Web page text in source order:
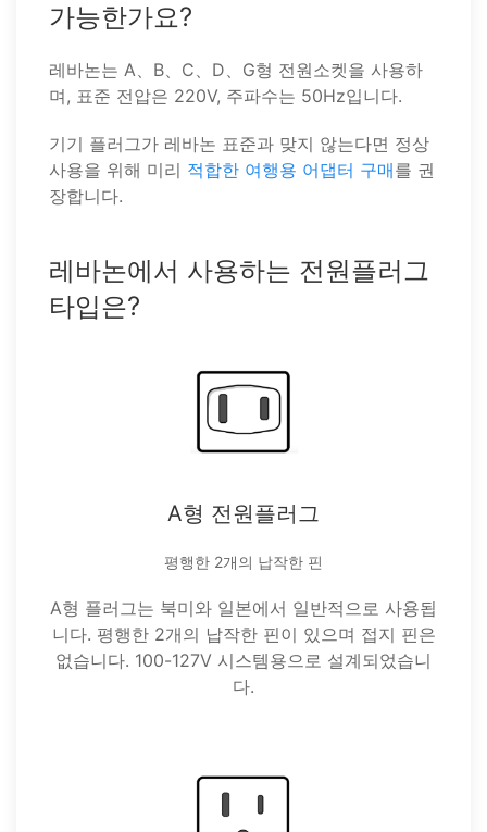
가능한가요?
레바논는 A、B、C、D、G형 전원소켓을 사용하
며, 표준 전압은 220V, 주파수는 50Hz입니다.
기기 플러그가 레바논 표준과 맞지 않는다면 정상
사용을 위해 미리 적합한 여행용 어댑터 구매를 권
장합니다.
레바논에서 사용하는 전원플러그
타입은?
A형 전원플러그
평행한 2개의 납작한 핀
A형 플러그는 북미와 일본에서 일반적으로 사용됩
니다. 평행한 2개의 납작한 핀이 있으며 접지 핀은
없습니다. 100-127V 시스템용으로 설계되었습니
다.